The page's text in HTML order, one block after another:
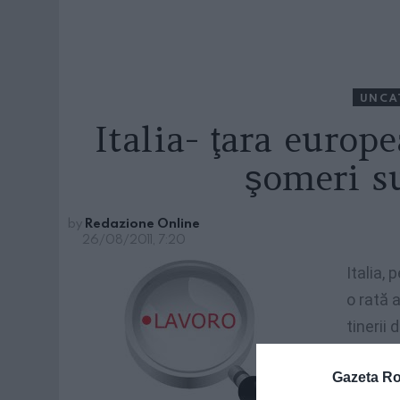
Gazeta
Italia- ţara
şomeri
by Redazione Online
26/08/2011, 7:20
Italia,
o rată
tinerii